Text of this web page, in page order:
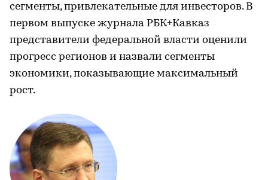
сегменты, привлекательные для инвесторов. В
первом выпуске журнала РБК+Кавказ
представители федеральной власти оценили
прогресс регионов и назвали сегменты
экономики, показывающие максимальный
рост.